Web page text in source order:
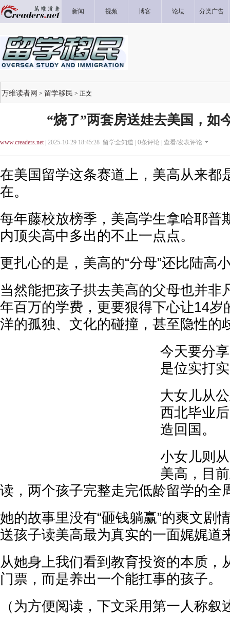
新闻 视频 博客 论坛 分类广告
万维读者网 > 留学移民 > 正文
“烧了”两套房送娃去美国，如
www.creaders.net| 2025-10-29 18:45:28 留学全知道 | 0条评论 | 查看/发表评论
在美国留学这条赛道上，美高从来都
在。
每年藤校放榜季，美高学生拿哈耶普
内顶尖高中多出的不止一点点。
更扎心的是，美高的“分母”还比陆高
当然能把孩子拱去美高的父母也并非
年百万的学费，更要狠得下心让14岁
洋的孤独、文化的碰撞，甚至隐性的
今天要分
是位实打
大女儿从
西北毕业
造回国。
小女儿则
美高，目
读，两个孩子完整走完低龄留学的全
她的故事里没有“砸钱躺赢”的爽文剧
送孩子读美高最为真实的一面娓娓道
从她身上我们看到教育投资的本质，
门票，而是养出一个能扛事的孩子。
（为方便阅读，下文采用第一人称叙